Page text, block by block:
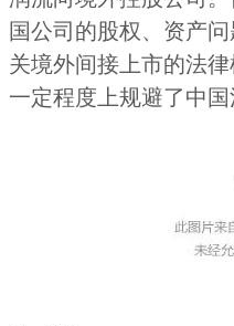
国公司的股权、资产
关境外间接上市的法
一定程度上规避了中国